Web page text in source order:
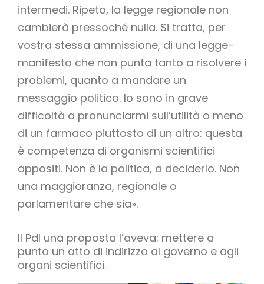
intermedi. Ripeto, la legge regionale non
cambierà pressoché nulla. Si tratta, per
vostra stessa ammissione, di una legge-
manifesto che non punta tanto a risolvere i
problemi, quanto a mandare un
messaggio politico. Io sono in grave
difficoltà a pronunciarmi sull’utilità o meno
di un farmaco piuttosto di un altro: questa
è competenza di organismi scientifici
appositi. Non è la politica, a deciderlo. Non
una maggioranza, regionale o
parlamentare che sia».
Il Pdl una proposta l’aveva: mettere a
punto un atto di indirizzo al governo e agli
organi scientifici.